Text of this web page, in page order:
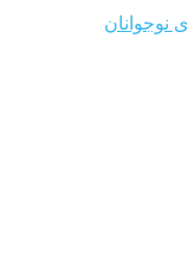
نوجوانان